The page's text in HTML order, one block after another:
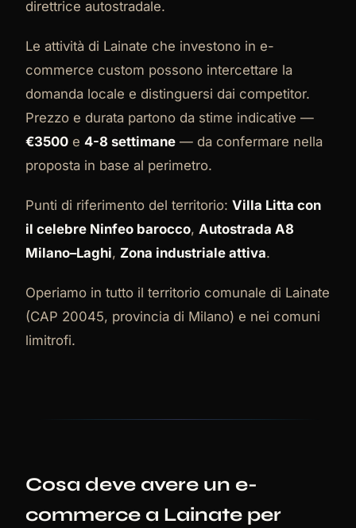
direttrice autostradale.
Le attività di Lainate che investono in e-
commerce custom possono intercettare la
domanda locale e distinguersi dai competitor.
Prezzo e durata partono da stime indicative —
€3500 e 4-8 settimane — da confermare nella
proposta in base al perimetro.
Punti di riferimento del territorio: Villa Litta con
il celebre Ninfeo barocco, Autostrada A8
Milano–Laghi, Zona industriale attiva.
Operiamo in tutto il territorio comunale di Lainate
(CAP 20045, provincia di Milano) e nei comuni
limitrofi.
Cosa deve avere un e-
commerce a Lainate per